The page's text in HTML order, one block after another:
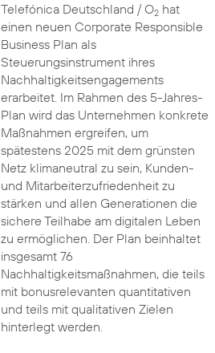
Telefónica Deutschland / O2hat
einen neuen Corporate Responsible
Business Plan als
Steuerungsinstrument ihres
Nachhaltigkeitsengagements
erarbeitet. Im Rahmen des 5-Jahres-
Plan wird das Unternehmen konkrete
Maßnahmen ergreifen, um
spätestens 2025 mit dem grünsten
Netz klimaneutral zu sein, Kunden-
und Mitarbeiterzufriedenheit zu
stärken und allen Generationen die
sichere Teilhabe am digitalen Leben
zu ermöglichen. Der Plan beinhaltet
insgesamt 76
Nachhaltigkeitsmaßnahmen, die teils
mit bonusrelevanten quantitativen
und teils mit qualitativen Zielen
hinterlegt werden.